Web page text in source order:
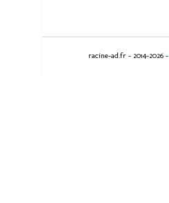
racine-ad.fr - 2014-2026 -